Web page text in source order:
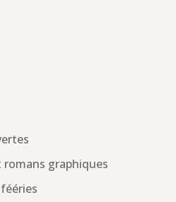
romans graphiques